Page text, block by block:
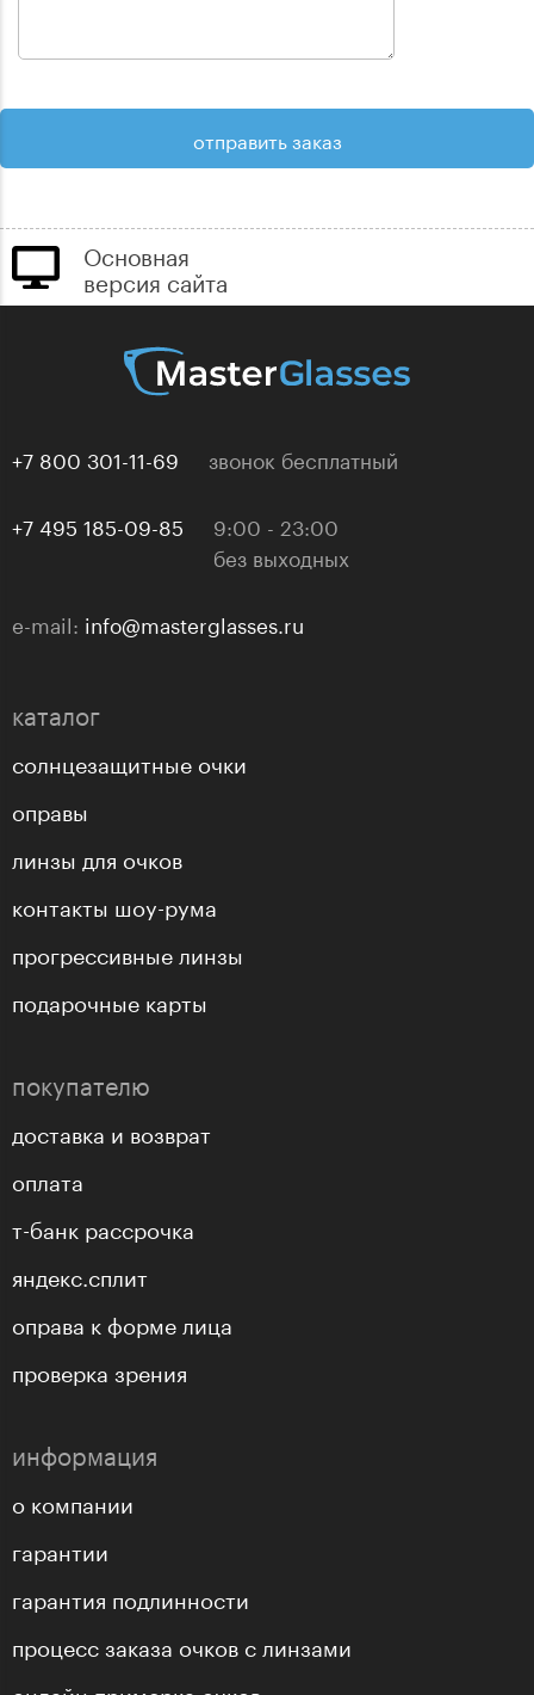
Основная
версия сайта
+7 800 301-11-69 звонок бесплатный
+7 495 185-09-85
9:00 - 23:00
без выходных
e-mail: info@masterglasses.ru
каталог
солнцезащитные очки
оправы
линзы для очков
контакты шоу-рума
прогрессивные линзы
подарочные карты
покупателю
доставка и возврат
оплата
т-банк рассрочка
яндекс.сплит
оправа к форме лица
проверка зрения
информация
о компании
гарантии
гарантия подлинности
процесс заказа очков с линзами